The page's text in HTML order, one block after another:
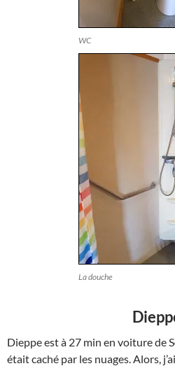
WC
La douche
Dieppe est à 27 min en voiture de
était caché par les nuages. Alors,